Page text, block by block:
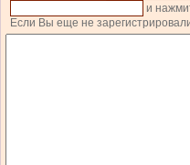
и
Если Вы еще не